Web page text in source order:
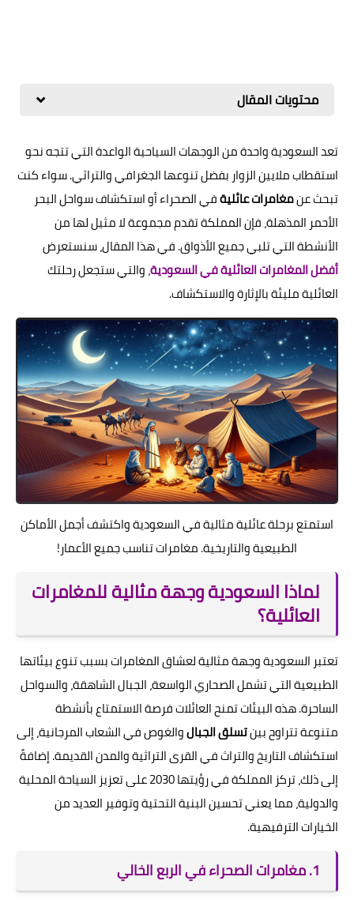
محتويات المقال
تعد السعودية واحدة من الوجهات السياحية الواعدة التي تتجه نحو
استقطاب ملايين الزوار بفضل تنوعها الجغرافي والتراثي. سواء كنت
تبحث عنمغامرات عائليةفي الصحراء أو استكشاف سواحل البحر
الأحمر المذهلة، فإن المملكة تقدم مجموعة لا مثيل لها من
الأنشطة التي تلبي جميع الأذواق. في هذا المقال، سنستعرض
أفضل المغامرات العائلية في السعودية، والتي ستجعل رحلتك
العائلية مليئة بالإثارة والاستكشاف.
استمتع برحلة عائلية مثالية في السعودية واكتشف أجمل الأماكن
الطبيعية والتاريخية. مغامرات تناسب جميع الأعمار!
لماذا السعودية وجهة مثالية للمغامرات
العائلية؟
تعتبر السعودية وجهة مثالية لعشاق المغامرات بسبب تنوع بيئاتها
الطبيعية التي تشمل الصحاري الواسعة، الجبال الشاهقة، والسواحل
الساحرة. هذه البيئات تمنح العائلات فرصة الاستمتاع بأنشطة
متنوعة تتراوح بينتسلق الجبالوالغوص في الشعاب المرجانية، إلى
استكشاف التاريخ والتراث في القرى التراثية والمدن القديمة. إضافةً
إلى ذلك، تركز المملكة في رؤيتها 2030 على تعزيز السياحة المحلية
والدولية، مما يعني تحسين البنية التحتية وتوفير العديد من
الخيارات الترفيهية.
1. مغامرات الصحراء في الربع الخالي